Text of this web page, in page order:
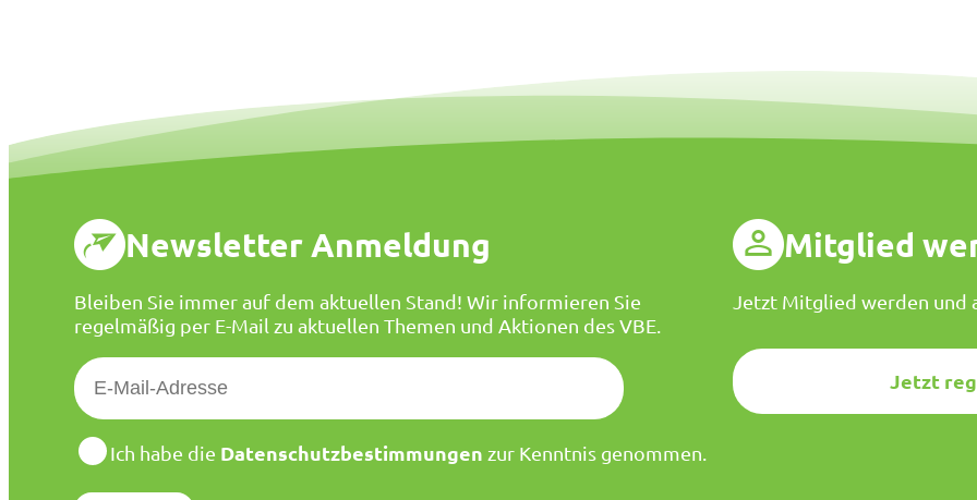
Newsletter Anmeldung
Bleiben Sie immer auf dem aktuellen Stand! Wir informieren Sie
regelmäßig per E-Mail zu aktuellen Themen und Aktionen des VBE.
E
-
M
a
D
t
Ich habe die Datenschutzbestimmungen zur Kenntnis genommen.
Mitglied
Jetzt Mitglied werden und
Jetzt